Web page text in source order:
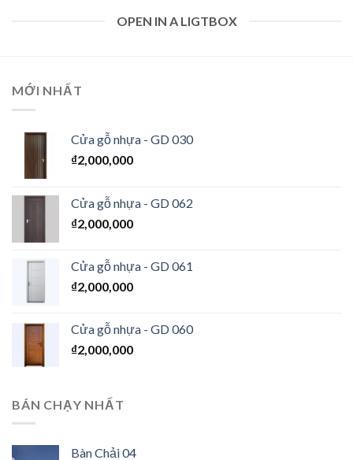
OPEN IN A LIGTBOX
MỚI NHẤT
Cửa gỗ nhựa - GD 030
₫2,000,000
Cửa gỗ nhựa - GD 062
₫2,000,000
Cửa gỗ nhựa - GD 061
₫2,000,000
Cửa gỗ nhựa - GD 060
₫2,000,000
BÁN CHẠY NHẤT
Bàn Chải 04